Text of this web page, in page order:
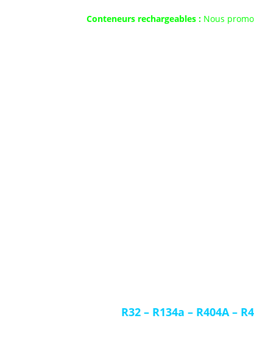
Conteneurs rechargeables :Nous
R32– R134a – R404A–